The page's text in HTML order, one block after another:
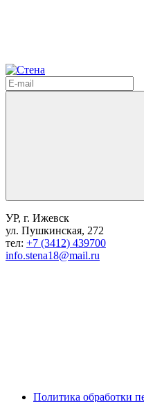
УР, г. Ижевск
ул. Пушкинская, 272
тел: +7 (3412) 439700
info.stena18@mail.ru
Политика обработки